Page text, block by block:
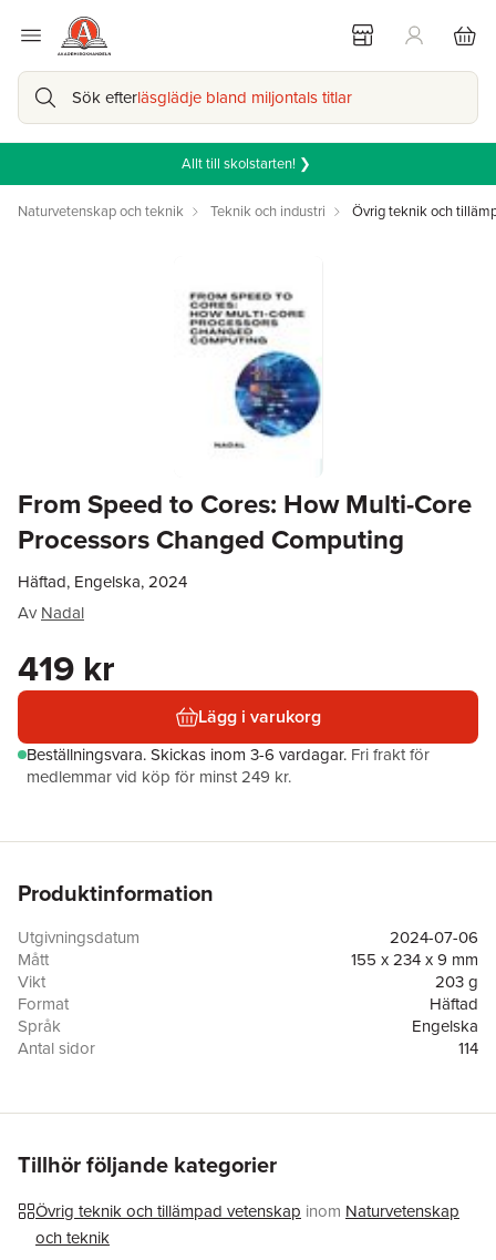
Sök efterläsglädje bland miljontals titlar
Allt till skolstarten! ❯
Naturvetenskap och teknik Teknik och industri Övrig teknik och
From Speed to Cores: How Multi-Core
Processors Changed Computing
Häftad, Engelska, 2024
Av Nadal
419 kr
Lägg i varukorg
Beställningsvara.Skickas inom 3-6 vardagar. Fri frakt för
medlemmar vid köp för minst 249 kr.
Produktinformation
Utgivningsdatum
2024-07-06
Mått
155 x 234 x 9 mm
Vikt
203 g
Format
Häftad
Språk
Engelska
Antal sidor
114
Tillhör följande kategorier
Övrig teknik och tillämpad vetenskap inom Naturvetenskap
och teknik